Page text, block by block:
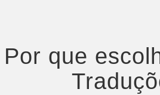
Por que